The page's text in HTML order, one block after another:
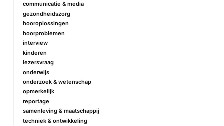
communicatie & media
gezondheidszorg
hooroplossingen
hoorproblemen
interview
kinderen
lezersvraag
onderwijs
onderzoek & wetenschap
opmerkelijk
reportage
samenleving & maatschappij
techniek & ontwikkeling